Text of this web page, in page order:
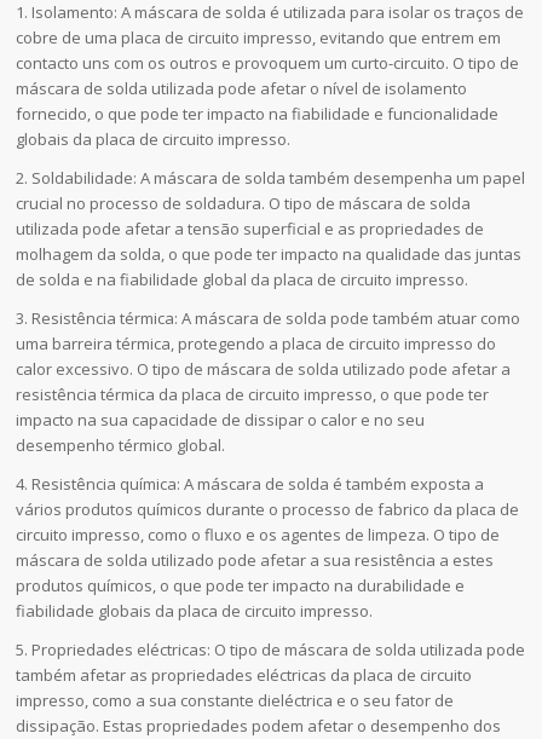
1. Isolamento: A máscara de solda é utilizada para isolar os traços de
cobre de uma placa de circuito impresso, evitando que entrem em
contacto uns com os outros e provoquem um curto-circuito. O tipo de
máscara de solda utilizada pode afetar o nível de isolamento
fornecido, o que pode ter impacto na fiabilidade e funcionalidade
globais da placa de circuito impresso.
2. Soldabilidade: A máscara de solda também desempenha um papel
crucial no processo de soldadura. O tipo de máscara de solda
utilizada pode afetar a tensão superficial e as propriedades de
molhagem da solda, o que pode ter impacto na qualidade das juntas
de solda e na fiabilidade global da placa de circuito impresso.
3. Resistência térmica: A máscara de solda pode também atuar como
uma barreira térmica, protegendo a placa de circuito impresso do
calor excessivo. O tipo de máscara de solda utilizado pode afetar a
resistência térmica da placa de circuito impresso, o que pode ter
impacto na sua capacidade de dissipar o calor e no seu
desempenho térmico global.
4. Resistência química: A máscara de solda é também exposta a
vários produtos químicos durante o processo de fabrico da placa de
circuito impresso, como o fluxo e os agentes de limpeza. O tipo de
máscara de solda utilizado pode afetar a sua resistência a estes
produtos químicos, o que pode ter impacto na durabilidade e
fiabilidade globais da placa de circuito impresso.
5. Propriedades eléctricas: O tipo de máscara de solda utilizada pode
também afetar as propriedades eléctricas da placa de circuito
impresso, como a sua constante dieléctrica e o seu fator de
dissipação. Estas propriedades podem afetar o desempenho dos